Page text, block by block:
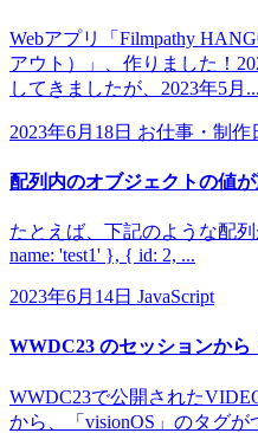
Webアプリ「Filmpathy
アウト）」、作りました！
してきましたが、2023年5月...
2023年6月18日 お仕事・制作
配列内のオブジェクトの値
たとえば、下記のような配列
name: 'test1' }, { id: 2, ...
2023年6月14日 JavaScript
WWDC23 のセッションから
WWDC23で公開された
から、「visionOS」のタグ